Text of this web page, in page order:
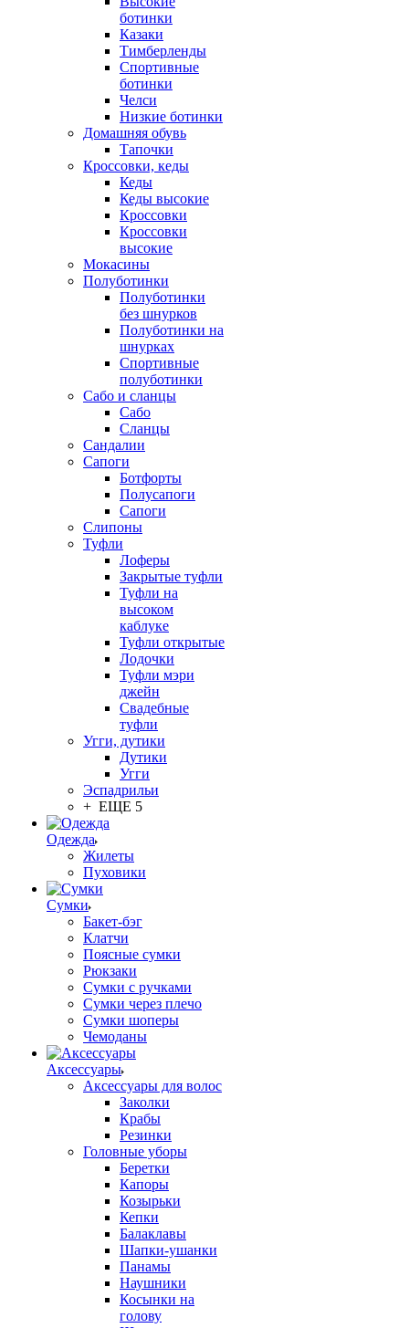
ботинки
Казаки
Тимберленды
Спортивные
ботинки
Челси
Низкие ботинки
Домашняя обувь
Тапочки
Кроссовки, кеды
Кеды
Кеды высокие
Кроссовки
Кроссовки
высокие
Мокасины
Полуботинки
Полуботинки
без шнурков
Полуботинки на
шнурках
Спортивные
полуботинки
Сабо и сланцы
Сабо
Сланцы
Сандалии
Сапоги
Ботфорты
Полусапоги
Сапоги
Слипоны
Туфли
Лоферы
Закрытые туфли
Туфли на
высоком
каблуке
Туфли открытые
Лодочки
Туфли мэри
джейн
Свадебные
туфли
Угги, дутики
Дутики
Угги
Эспадрильи
+ ЕЩЕ 5
Одежда
Жилеты
Пуховики
Сумки
Бакет-бэг
Клатчи
Поясные сумки
Рюкзаки
Сумки с ручками
Сумки через плечо
Сумки шоперы
Чемоданы
Аксессуары
Аксессуары для волос
Заколки
Крабы
Резинки
Головные уборы
Беретки
Капоры
Козырьки
Кепки
Балаклавы
Шапки-ушанки
Панамы
Наушники
Косынки на
голову